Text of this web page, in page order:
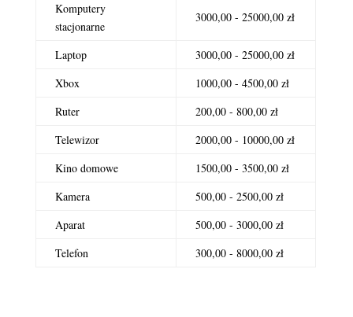
Komputery
stacjonarne
3000,00 - 25000,00 zł
Laptop
3000,00 - 25000,00 zł
Xbox
1000,00 - 4500,00 zł
Ruter
200,00 - 800,00 zł
Telewizor
2000,00 - 10000,00 zł
Kino domowe
1500,00 - 3500,00 zł
Kamera
500,00 - 2500,00 zł
Aparat
500,00 - 3000,00 zł
Telefon
300,00 - 8000,00 zł